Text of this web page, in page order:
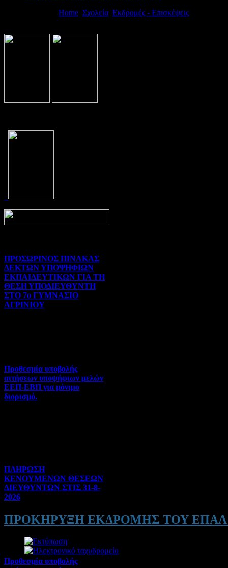
Home Σχολεία Εκδρομές - Επισκέψεις
ΠΡΟΣΩΡΙΝΟΣ ΠΙΝΑΚΑΣ
ΔΕΚΤΩΝ ΥΠΟΨΗΦΙΩΝ
ΕΚΠΑΙΔΕΥΤΙΚΩΝ ΓΙΑ ΤΗ
ΘΕΣΗ ΥΠΟΔΙΕΥΘΥΝΤΗ
ΣΤΟ 7ο ΓΥΜΝΑΣΙΟ
ΑΓΡΙΝΙΟΥ
Προθεσμία υποβολής
αιτήσεων υποψήφιων μελών
ΕΕΠ-ΕΒΠ για μόνιμο
διορισμό.
ΠΛΗΡΩΣΗ
ΚΕΝΟΥΜΕΝΩΝ ΘΕΣΕΩΝ
ΔΙΕΥΘΥΝΤΩΝ ΣΤΙΣ 31-8-
2026
Γενικού ενδιαφέροντος | 04-
08-2026 | Hits:184
Προθεσμία υποβολής
ΠΡΟΚΗΡΥΞΗ ΕΚΔΡΟΜΗΣ ΤΟΥ ΕΠΑΛ